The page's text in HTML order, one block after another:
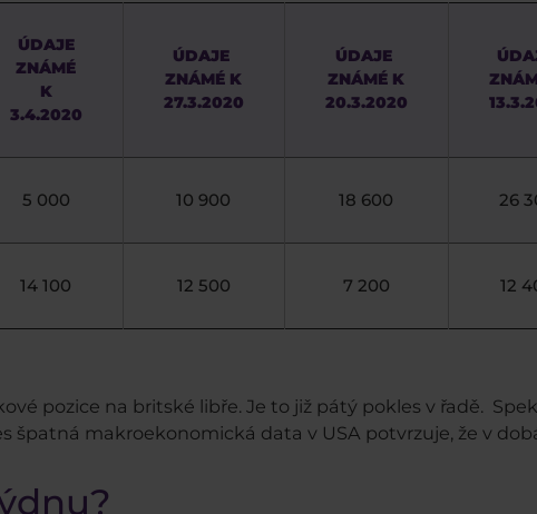
ÚDAJE
ZNÁMÉ
K
3.4.2020
ÚDAJE
ZNÁMÉ K
27.3.2020
ÚDAJE
ZNÁMÉ K
20.3.2020
5 000 10 900 18 600 26
14 100 12 500 7 200 12
pozice na britské libře. Je to již pátý pokles v řadě.
špatná makroekonomická data v USA potvrzuje, že v